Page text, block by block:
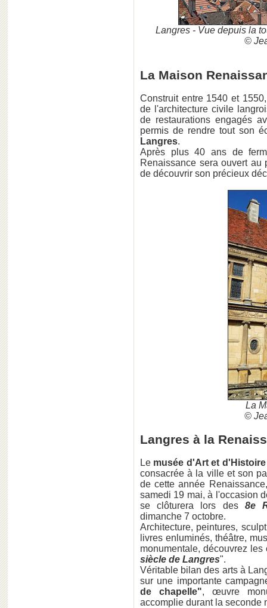
Langres - Vue depuis la
©
La Maison
Construit entre 1540 et
de l'architecture civile
de restaurations engagés
permis de rendre tout son
Langres.
Après plus 40 ans de
Renaissance sera ouvert
de découvrir son précieux
La
©
Langres à la
Le musée d'Art et
consacrée à la ville et son
de cette année
samedi 19 mai, à l'occasion
se clôturera lors des 8e
dimanche 7 octobre.
Architecture, peintures,
livres enluminés, théâtre,
monumentale, découvrez
siècle de Langres".
Véritable bilan des arts à
sur une importante
de chapelle", œuvre
accomplie durant la seconde